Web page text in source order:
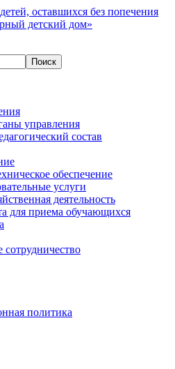
Поиск
управления
состав
обеспечение
услуги
деятельность
для приема обучающихся
политика